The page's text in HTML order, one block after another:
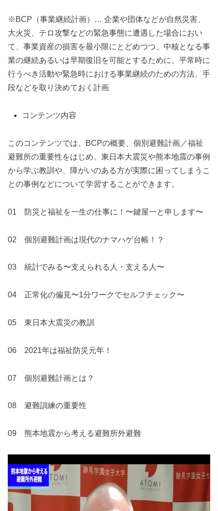
※BCP（事業継続計画）… 企業や団体などが自然災害、
大火災、テロ攻撃などの緊急事態に遭遇した場合におい
て、事業資産の損害を最小限にとどめつつ、中核となる事
業の継続あるいは早期復旧を可能とするために、平常時に
行うべき活動や緊急時における事業継続のための方法、手
段などを取り決めておく計画
コンテンツ内容
このコンテンツでは、BCPの概要、個別避難計画／福祉
避難所の重要性をはじめ、東日本大震災や熊本地震の事例
から学ぶ教訓や、障がいのある方が実際に困ってしまうこ
との事例などについて学習することができます。
01 防災と福祉を一生の仕事に！〜鍵屋一と申します〜
02 個別避難計画は現代のナマハゲ台帳！？
03 統計でみる〜支えられる人・支える人〜
04 正常化の偏見〜1分ワークでセルフチェック〜
05 東日本大震災の教訓
06 2021年は福祉防災元年！
07 個別避難計画とは？
08 避難訓練の重要性
09 熊本地震から考える避難所外避難